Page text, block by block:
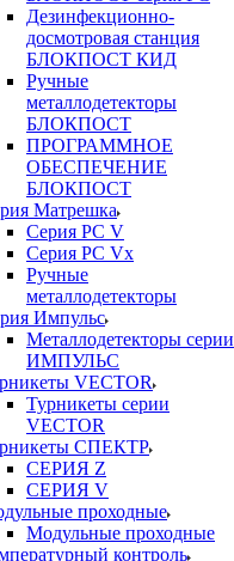
Дезинфекционно-
досмотровая станция
БЛОКПОСТ КИД
Ручные
металлодетекторы
БЛОКПОСТ
ПРОГРАММНОЕ
ОБЕСПЕЧЕНИЕ
БЛОКПОСТ
Матрешка
Серия PC V
Серия PC Vx
Ручные
металлодетекторы
Импульс
Металлодетекторы серии
ИМПУЛЬС
VECTOR
Турникеты серии
VECTOR
СПЕКТР
СЕРИЯ Z
СЕРИЯ V
проходные
Модульные проходные
контроль